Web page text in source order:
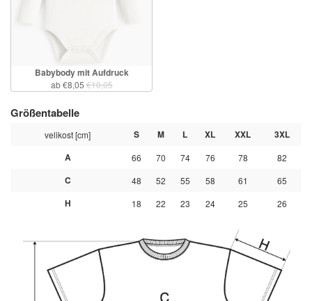
Babybody mit Aufdruck
ab €8,05€10,05
Größentabelle
velikost [cm] S M L XL XXL
3XL
A
66 70 74 76 78 82
C 48 52 55 58 61 65
H 18 22 23 24 25 26